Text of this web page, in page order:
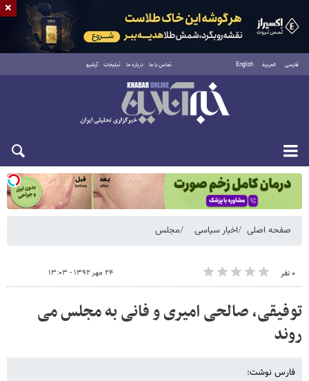
فارسی العربية English تماس با ما درباره ما تبلیغات آرشیو
شنبه ۱۷ مرداد ۱۴۰۵
صفحه اصلی اخبار سیاسی مجلس
۰ نفر ۲۴ مهر ۱۳۹۲ - ۱۳:۰۳
توفیقی، صالحی امیری و فانی به مجلس می
روند
فارس نوشت:
×